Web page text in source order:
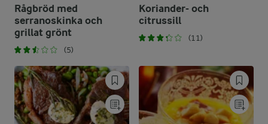
Rågbröd med
serranoskinka och
grillat grönt
(5)
Koriander- och
citrussill
(11)